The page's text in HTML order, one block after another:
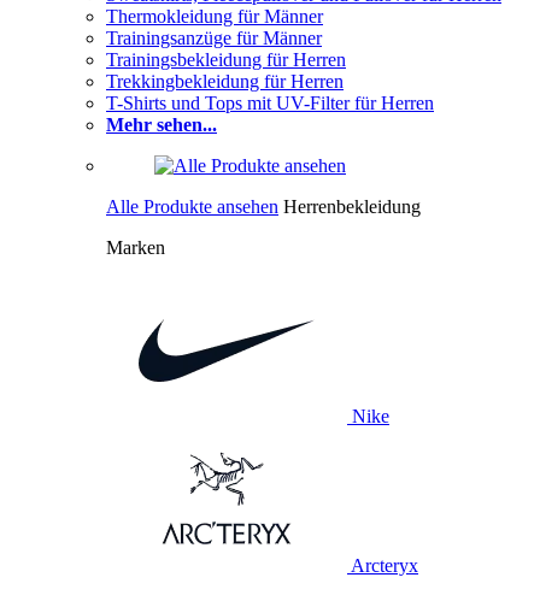
Thermokleidung für Männer
Trainingsanzüge für Männer
Trainingsbekleidung für Herren
Trekkingbekleidung für Herren
T-Shirts und Tops mit UV-Filter für Herren
Mehr sehen...
Alle Produkte ansehen Herrenbekleidung
Marken
Nike
Arcteryx